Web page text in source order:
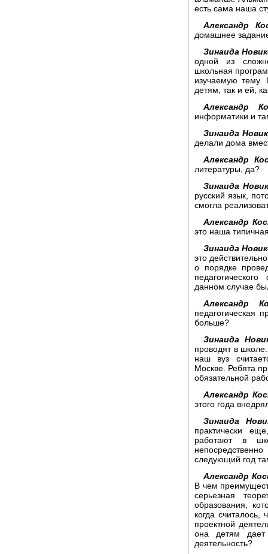
есть сама наша
Александр
домашнее
Зинаида
одной из
школьная
изучаемую тему.
детям, так и ей,
Александр
информатики и
Зинаида
делали дома
Александр
литературы, да?
Зинаида
русский язык,
смогла
Александр
это наша
Зинаида
это
о порядке
данном случае
Александр
педагогическая
больше?
Зинаида
проводят в
наш вуз
Москве. Ребята
обязательной
Александр
этого года
Зинаида
практически
работают в
следующий год
Александр
В чем
серьезная
образования,
когда считалось,
проектной
она детям
деятельность?